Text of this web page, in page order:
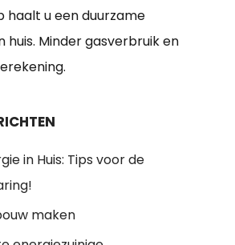
u een duurzame
huis. Minder gasverbruik en
in Huis: Tips voor de
maken